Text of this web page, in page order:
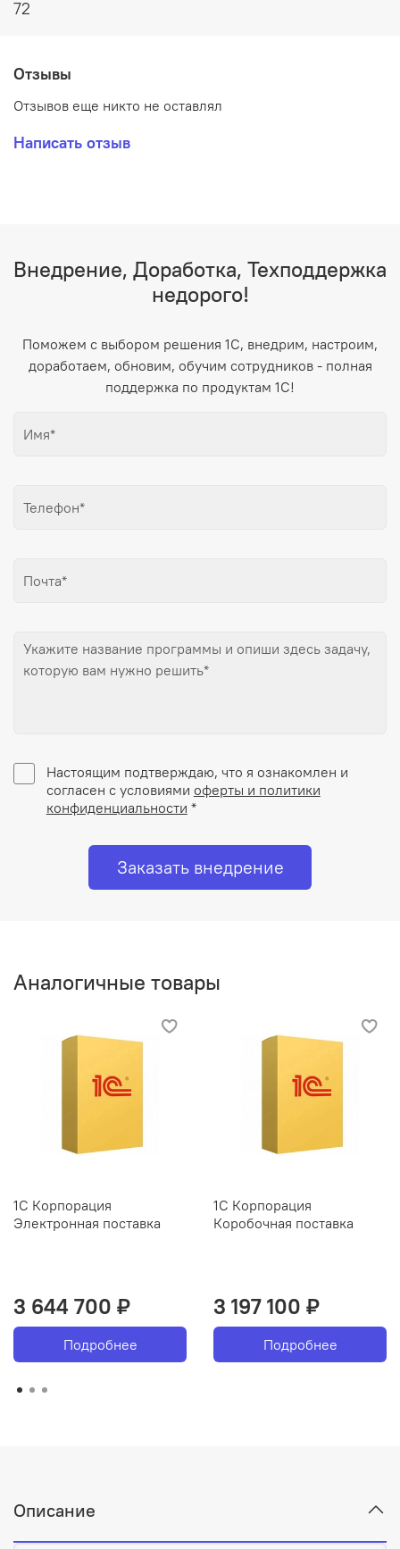
72
Отзывы
Отзывов еще никто не оставлял
Написать отзыв
Внедрение, Доработка, Техподдержка
недорого!
Поможем с выбором решения 1С, внедрим, настроим,
доработаем, обновим, обучим сотрудников - полная
поддержка по продуктам 1С!
Настоящим подтверждаю, что я ознакомлен и
согласен с условиями оферты и политики
конфиденциальности *
Заказать внедрение
Аналогичные товары
1С Корпорация
Электронная поставка
3 644 700 ₽
Подробнее
1С Корпорация
Коробочная поставка
3 197 100 ₽
Подробнее
Описание